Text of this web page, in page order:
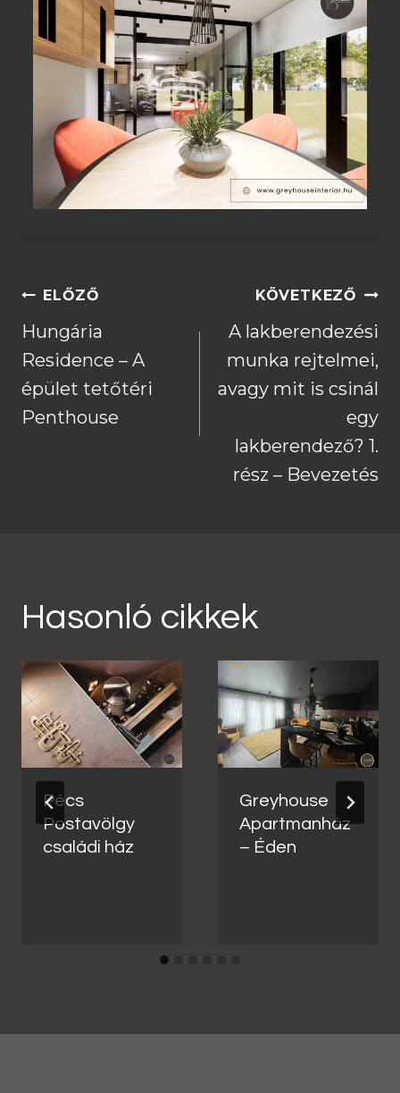
Bejegyzés
navigáció
ELŐZŐ
Hungária
Residence – A
épület tetőtéri
Penthouse
KÖVETKEZŐ
A lakberendezési
munka rejtelmei,
avagy mit is csinál
egy
lakberendező? 1.
rész – Bevezetés
Hasonló cikkek
Pécs
Postavölgy
családi ház
Greyhouse
Apartmanház
– Éden